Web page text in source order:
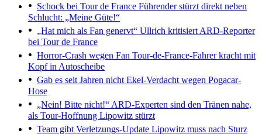
Schock bei Tour de France Führender stürzt direkt neben
Schlucht: „Meine Güte!“
„Hat mich als Fan genervt“ Ullrich kritisiert ARD-Reporter
bei Tour de France
Horror-Crash wegen Fan Tour-de-France-Fahrer kracht mit
Kopf in Autoscheibe
Gab es seit Jahren nicht Ekel-Verdacht wegen Pogacar-
Hose
„Nein! Bitte nicht!“ ARD-Experten sind den Tränen nahe,
als Tour-Hoffnung Lipowitz stürzt
Team gibt Verletzungs-Update Lipowitz muss nach Sturz